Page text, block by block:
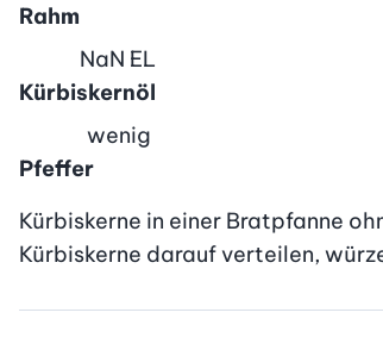
Rahm
Kürbiskernöl
NaN EL
Pfeffer
wenig
Kürbiskerne in einer Bratpfanne
Kürbiskerne darauf verteilen,